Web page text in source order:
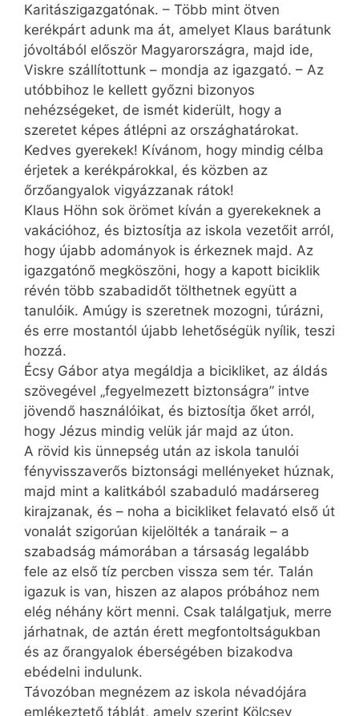
Karitászigazgatónak. – Több mint ötven
kerékpárt adunk ma át, amelyet Klaus barátunk
jóvoltából először Magyarországra, majd ide,
Viskre szállítottunk – mondja az igazgató. – Az
utóbbihoz le kellett győzni bizonyos
nehézségeket, de ismét kiderült, hogy a
szeretet képes átlépni az országhatárokat.
Kedves gyerekek! Kívánom, hogy mindig célba
érjetek a kerékpárokkal, és közben az
őrzőangyalok vigyázzanak rátok!
Klaus Höhn sok örömet kíván a gyerekeknek a
vakációhoz, és biztosítja az iskola vezetőit arról,
hogy újabb adományok is érkeznek majd. Az
igazgatónő megköszöni, hogy a kapott biciklik
révén több szabadidőt tölthetnek együtt a
tanulóik. Amúgy is szeretnek mozogni, túrázni,
és erre mostantól újabb lehetőségük nyílik, teszi
hozzá.
Écsy Gábor atya megáldja a bicikliket, az áldás
szövegével „fegyelmezett biztonságra” intve
jövendő használóikat, és biztosítja őket arról,
hogy Jézus mindig velük jár majd az úton.
A rövid kis ünnepség után az iskola tanulói
fényvisszaverős biztonsági mellényeket húznak,
majd mint a kalitkából szabaduló madársereg
kirajzanak, és – noha a bicikliket felavató első út
vonalát szigorúan kijelölték a tanáraik – a
szabadság mámorában a társaság legalább
fele az első tíz percben vissza sem tér. Talán
igazuk is van, hiszen az alapos próbához nem
elég néhány kört menni. Csak találgatjuk, merre
járhatnak, de aztán érett megfontoltságukban
és az őrangyalok éberségében bizakodva
ebédelni indulunk.
Távozóban megnézem az iskola névadójára
emlékeztető táblát, amely szerint Kölcsey